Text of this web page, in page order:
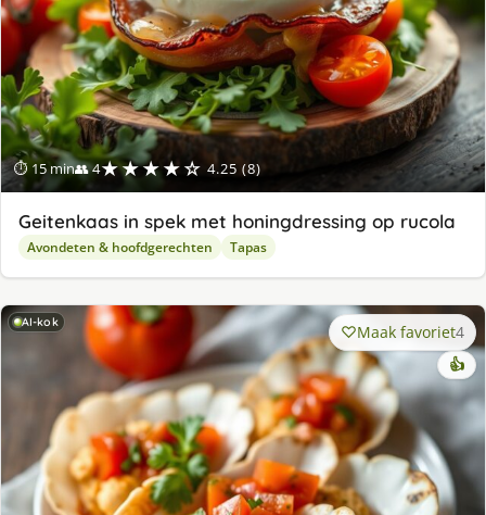
⏱ 15 min👥 4★★★★☆ 4.25 (8)
Geitenkaas in spek met honingdressing op rucola
Avondeten & hoofdgerechten Tapas
AI-kok Maak favoriet4
👍